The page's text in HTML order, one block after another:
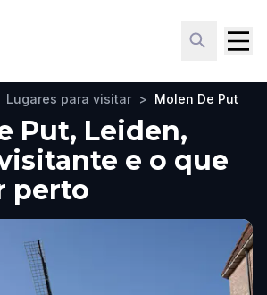
Lugares para visitar > Molen De Put
Put, Leiden,
e o que
perto